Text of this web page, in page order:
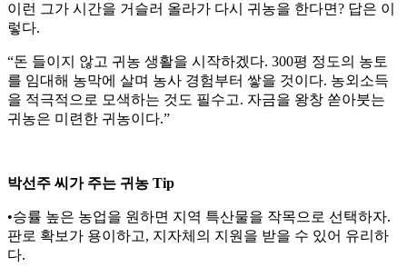
이런 그가 시간을 거슬러 올라가 다시 귀농을 한다면? 답은 이
렇다.
“돈 들이지 않고 귀농 생활을 시작하겠다. 300평 정도의 농토
를 임대해 농막에 살며 농사 경험부터 쌓을 것이다. 농외소득
을 적극적으로 모색하는 것도 필수고. 자금을 왕창 쏟아붓는
귀농은 미련한 귀농이다.”
박선주 씨가 주는 귀농 Tip
•승률 높은 농업을 원하면 지역 특산물을 작목으로 선택하자.
판로 확보가 용이하고, 지자체의 지원을 받을 수 있어 유리하
다.